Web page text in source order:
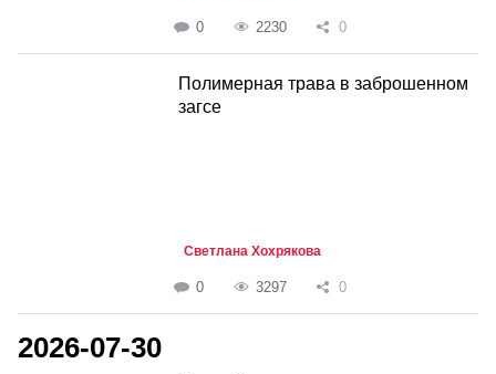
0 2230 0
Полимерная трава в заброшенном
загсе
Светлана Хохрякова
0 3297 0
2026-07-30